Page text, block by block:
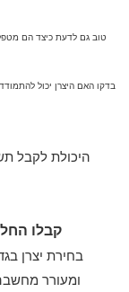
טוב גם לדעת כיצד הם
בדקו האם היצרן יכול
היכולת לקבל
קבלו
בחירת יצרן
ומעורר